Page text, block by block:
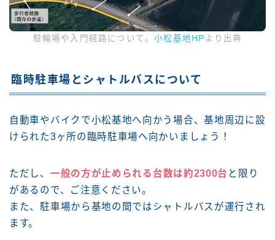
駐輪場や入門経路について。小松基地HP より出典
臨時駐車場とシャトルバスについて
自動車やバイクで小松基地へ向かう場合、基地周辺に設
けられた3ヶ所の臨時駐車場へ向かいましょう！
ただし、 一般の方が止められる台数は約2300台 と限り
があるので、ご注意ください。
また、駐車場から基地の間ではシャトルバスが運行され
ます。